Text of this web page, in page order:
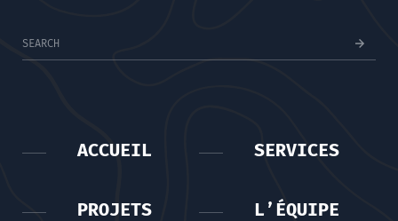
ACCUEIL SERVICES
PROJETS L’ÉQUIPE